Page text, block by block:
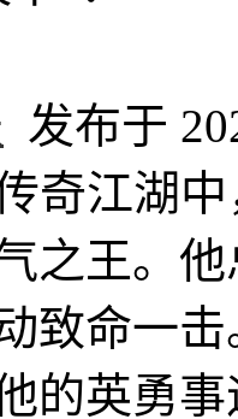
发布于
奇江湖
之王。
致命一
的英勇